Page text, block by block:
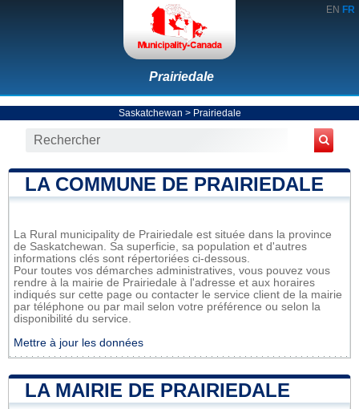
EN FR
Prairiedale
Saskatchewan > Prairiedale
LA COMMUNE DE PRAIRIEDALE
La Rural municipality de Prairiedale est située dans la province
de Saskatchewan. Sa superficie, sa population et d'autres
informations clés sont répertoriées ci-dessous.
Pour toutes vos démarches administratives, vous pouvez vous
rendre à la mairie de Prairiedale à l'adresse et aux horaires
indiqués sur cette page ou contacter le service client de la mairie
par téléphone ou par mail selon votre préférence ou selon la
disponibilité du service.
Mettre à jour les données
LA MAIRIE DE PRAIRIEDALE